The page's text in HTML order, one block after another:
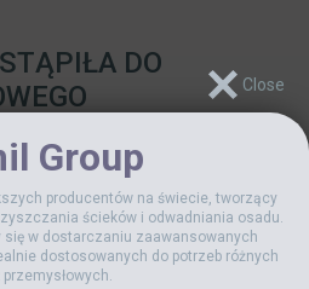
DO
Group
producentów na świecie, tworzący
ścieków i odwadniania osadu.
się w dostarczaniu zaawansowanych
dostosowanych do potrzeb różnych
przemysłowych.